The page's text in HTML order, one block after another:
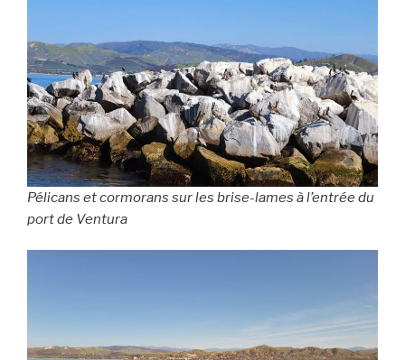
Pélicans et cormorans sur les brise-lames à l’entrée du
port de Ventura